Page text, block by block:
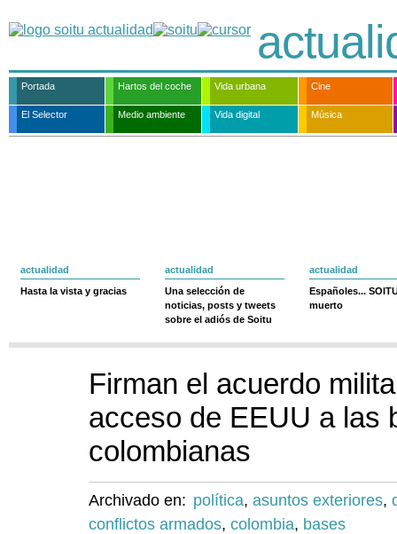
Portada Hartos del coche Vida urbana Cine
El Selector Medio ambiente Vida digital Música
actualidad
Hasta la vista y gracias
actualidad
Una selección de
noticias, posts y tweets
sobre el adiós de Soitu
actualidad
Españoles...
muerto
Firman el acuerdo
acceso de EEUU a las
colombianas
Archivado en: política, asuntos exteriores,
conflictos armados, colombia, bases